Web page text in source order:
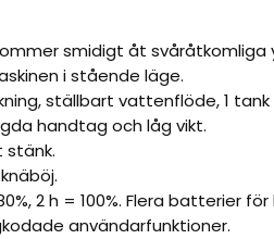
smidigt åt svåråtkomliga
i stående läge.
ställbart vattenflöde, 1 tank
handtag och låg vikt.
stänk.
2 h = 100%. Flera batterier
användarfunktioner.